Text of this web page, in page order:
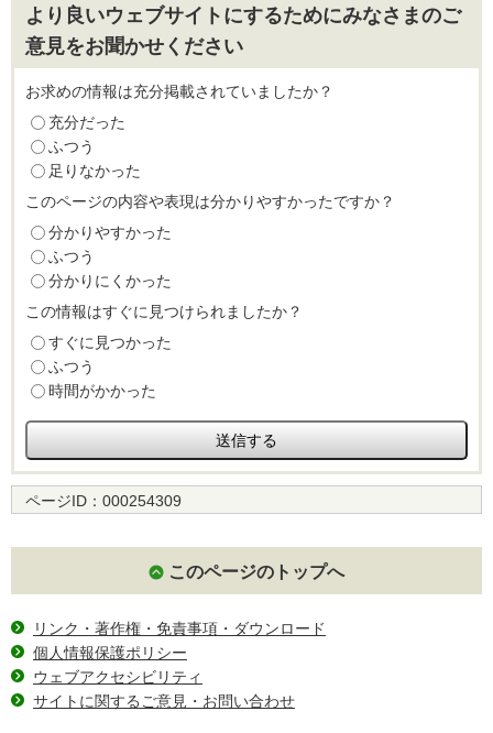
より良いウェブサイトにするためにみなさまのご
意見をお聞かせください
お求めの情報は充分掲載されていましたか？
充分だった
ふつう
足りなかった
このページの内容や表現は分かりやすかったですか？
分かりやすかった
ふつう
分かりにくかった
この情報はすぐに見つけられましたか？
すぐに見つかった
ふつう
時間がかかった
ページID： 000254309
このページのトップへ
リンク・著作権・免責事項・ダウンロード
個人情報保護ポリシー
ウェブアクセシビリティ
サイトに関するご意見・お問い合わせ